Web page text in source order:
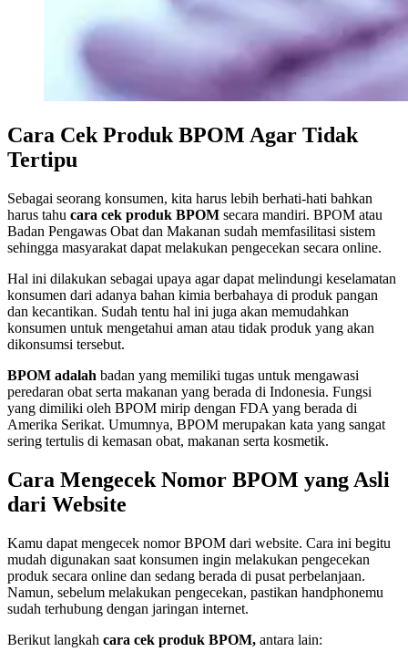
Cara Cek Produk BPOM Agar Tidak
Tertipu
Sebagai seorang konsumen, kita harus lebih berhati-hati bahkan
harus tahu cara cek produk BPOM secara mandiri. BPOM atau
Badan Pengawas Obat dan Makanan sudah memfasilitasi sistem
sehingga masyarakat dapat melakukan pengecekan secara online.
Hal ini dilakukan sebagai upaya agar dapat melindungi keselamatan
konsumen dari adanya bahan kimia berbahaya di produk pangan
dan kecantikan. Sudah tentu hal ini juga akan memudahkan
konsumen untuk mengetahui aman atau tidak produk yang akan
dikonsumsi tersebut.
BPOM adalah badan yang memiliki tugas untuk mengawasi
peredaran obat serta makanan yang berada di Indonesia. Fungsi
yang dimiliki oleh BPOM mirip dengan FDA yang berada di
Amerika Serikat. Umumnya, BPOM merupakan kata yang sangat
sering tertulis di kemasan obat, makanan serta kosmetik.
Cara Mengecek Nomor BPOM yang Asli
dari Website
Kamu dapat mengecek nomor BPOM dari website. Cara ini begitu
mudah digunakan saat konsumen ingin melakukan pengecekan
produk secara online dan sedang berada di pusat perbelanjaan.
Namun, sebelum melakukan pengecekan, pastikan handphonemu
sudah terhubung dengan jaringan internet.
Berikut langkah cara cek produk BPOM, antara lain: